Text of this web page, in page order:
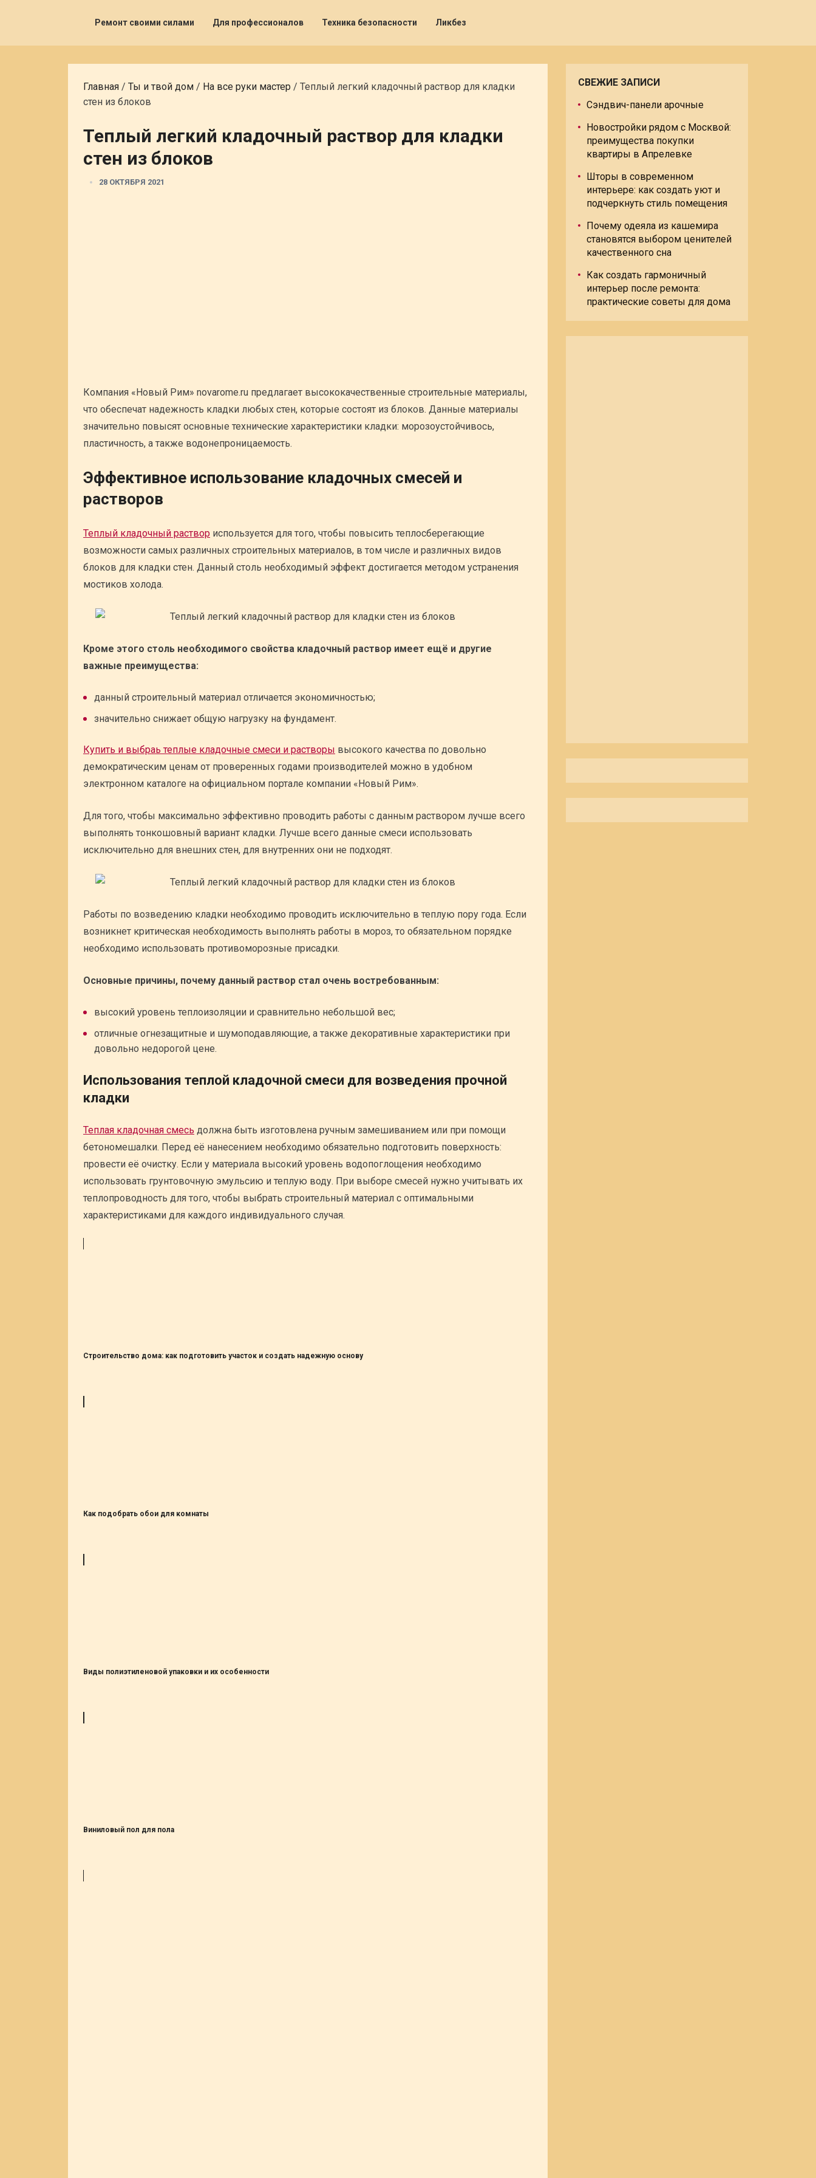
Ремонт своими силами Для профессионалов Техника безопасности Ликбез
Главная / Ты и твой дом / На все руки мастер / Теплый легкий кладочный раствор для кладки
стен из блоков
Теплый легкий кладочный раствор для кладки
стен из блоков
28 ОКТЯБРЯ 2021
Компания «Новый Рим» novarome.ru предлагает высококачественные строительные материалы,
что обеспечат надежность кладки любых стен, которые состоят из блоков. Данные материалы
значительно повысят основные технические характеристики кладки: морозоустойчивось,
пластичность, а также водонепроницаемость.
Эффективное использование кладочных смесей и
растворов
Теплый кладочный раствор используется для того, чтобы повысить теплосберегающие
возможности самых различных строительных материалов, в том числе и различных видов
блоков для кладки стен. Данный столь необходимый эффект достигается методом устранения
мостиков холода.
Кроме этого столь необходимого свойства кладочный раствор имеет ещё и другие
важные преимущества:
данный строительный материал отличается экономичностью;
значительно снижает общую нагрузку на фундамент.
Купить и выбраь теплые кладочные смеси и растворы высокого качества по довольно
демократическим ценам от проверенных годами производителей можно в удобном
электронном каталоге на официальном портале компании «Новый Рим».
Для того, чтобы максимально эффективно проводить работы с данным раствором лучше всего
выполнять тонкошовный вариант кладки. Лучше всего данные смеси использовать
исключительно для внешних стен, для внутренних они не подходят.
Работы по возведению кладки необходимо проводить исключительно в теплую пору года. Если
возникнет критическая необходимость выполнять работы в мороз, то обязательном порядке
необходимо использовать противоморозные присадки.
Основные причины, почему данный раствор стал очень востребованным:
высокий уровень теплоизоляции и сравнительно небольшой вес;
отличные огнезащитные и шумоподавляющие, а также декоративные характеристики при
довольно недорогой цене.
Использования теплой кладочной смеси для возведения прочной
кладки
Теплая кладочная смесь должна быть изготовлена ручным замешиванием или при помощи
бетономешалки. Перед её нанесением необходимо обязательно подготовить поверхность:
провести её очистку. Если у материала высокий уровень водопоглощения необходимо
использовать грунтовочную эмульсию и теплую воду. При выборе смесей нужно учитывать их
теплопроводность для того, чтобы выбрать строительный материал с оптимальными
характеристиками для каждого индивидуального случая.
Строительство дома: как подготовить участок и создать надежную основу
Как подобрать обои для комнаты
Виды полиэтиленовой упаковки и их особенности
Виниловый пол для пола
СВЕЖИЕ ЗАПИСИ
Сэндвич-панели арочные
Новостройки рядом с Москвой:
преимущества покупки
квартиры в Апрелевке
Шторы в современном
интерьере: как создать уют и
подчеркнуть стиль помещения
Почему одеяла из кашемира
становятся выбором ценителей
качественного сна
Как создать гармоничный
интерьер после ремонта:
практические советы для дома